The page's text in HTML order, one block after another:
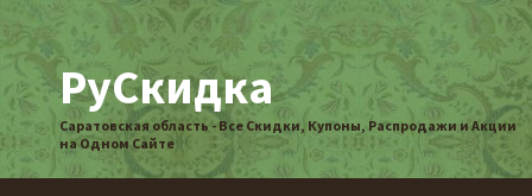
РуСкидка
Саратовская область - Все Скидки, Купоны, Распродажи и Акции
на Одном Сайте